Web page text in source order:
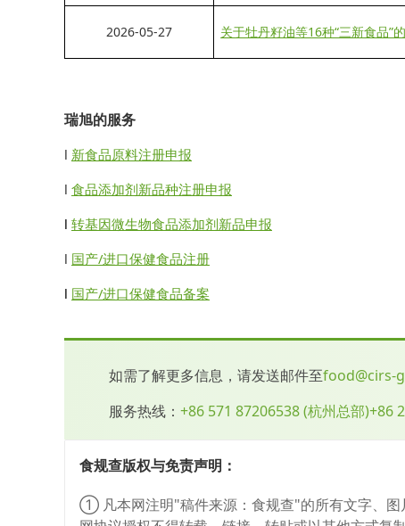
2026-05-27 关于牡丹籽油等16种“三新食品”
瑞旭的服务
l 新食品原料注册申报
l 食品添加剂新品种注册申报
l 转基因微生物食品添加剂新品申报
l 国产/进口保健食品注册
l 国产/进口保健食品备案
如需了解更多信息，请发送邮件至food@cirs-
服务热线： +86 571 87206538(杭州总部)+86
食规查版权与免责声明：
① 凡本网注明"稿件来源：食规查"的所有文字、图